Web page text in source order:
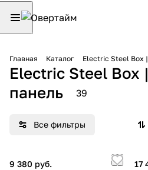
Главная Каталог Electric Steel Box |
Electric Steel
панель
39
Все фильтры
9 380 руб.
17